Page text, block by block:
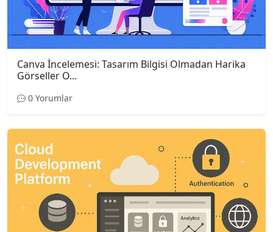
Canva İncelemesi: Tasarım Bilgisi Olmadan Harika
Görseller O...
0 Yorumlar